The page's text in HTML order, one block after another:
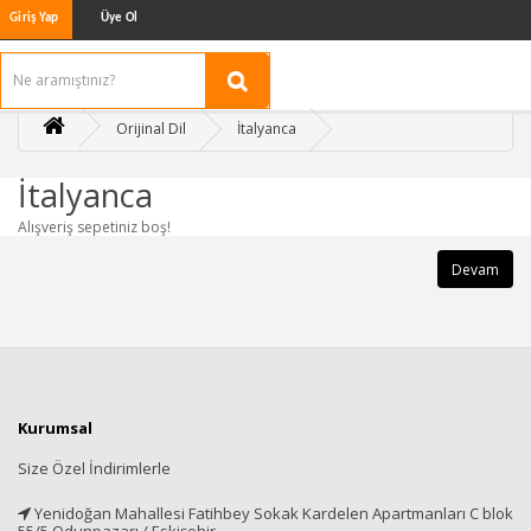
Giriş Yap Üye Ol
Orijinal Dil İtalyanca
İtalyanca
Alışveriş sepetiniz boş!
Devam
Kurumsal
Size Özel İndirimlerle
Yenidoğan Mahallesi Fatihbey Sokak Kardelen Apartmanları C blok